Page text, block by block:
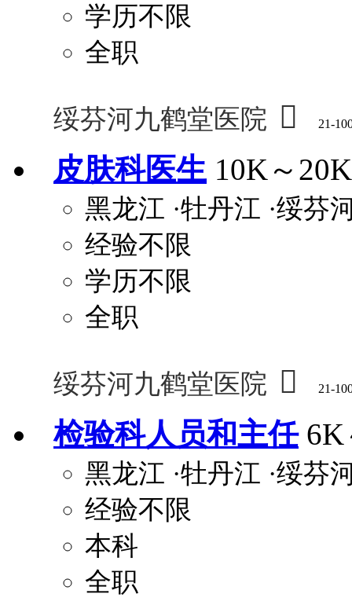
学历不限
全职
绥芬河九鹤堂医院  21-
皮肤科医生 10K～20K
黑龙江 ·牡丹江 ·绥芬
经验不限
学历不限
全职
绥芬河九鹤堂医院  21-
检验科人员和主任 6K
黑龙江 ·牡丹江 ·绥芬
经验不限
本科
全职